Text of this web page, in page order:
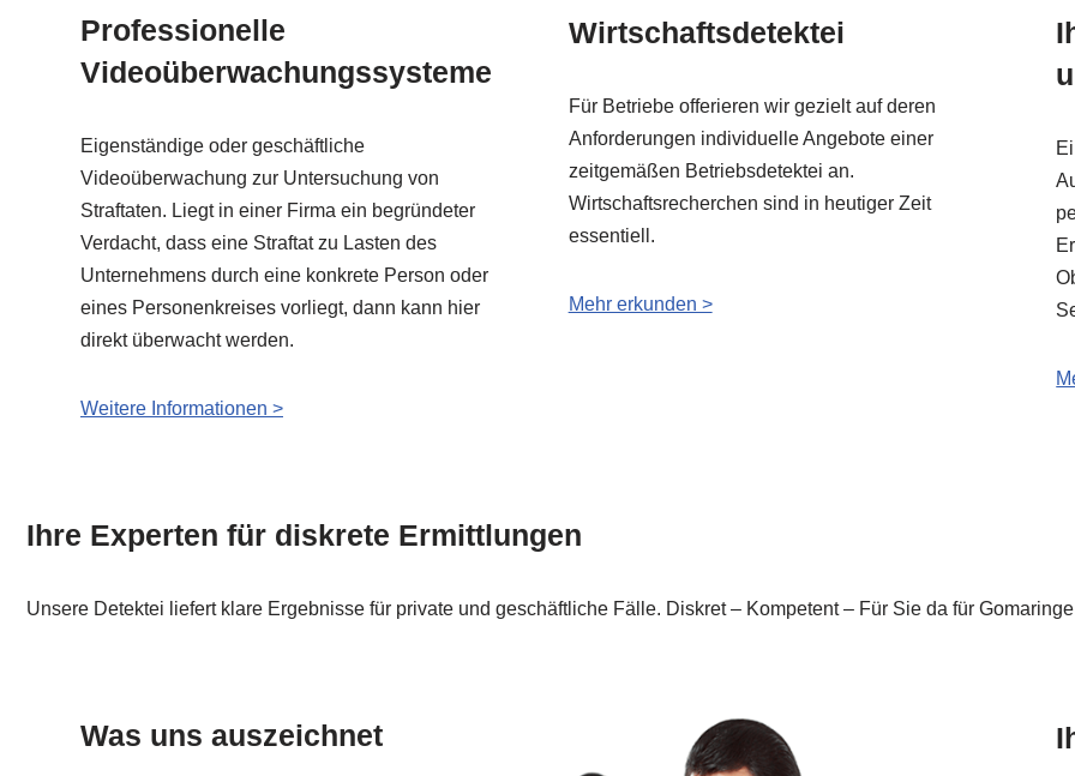
Professionelle
Videoüberwachungssysteme
Eigenständige oder geschäftliche
Videoüberwachung zur Untersuchung von
Straftaten. Liegt in einer Firma ein begründeter
Verdacht, dass eine Straftat zu Lasten des
Unternehmens durch eine konkrete Person oder
eines Personenkreises vorliegt, dann kann hier
direkt überwacht werden.
Weitere Informationen >
Wirtschaftsdetektei
Für Betriebe offerieren wir gezielt auf deren
Anforderungen individuelle Angebote einer
zeitgemäßen Betriebsdetektei an.
Wirtschaftsrecherchen sind in heutiger Zeit
essentiell.
Mehr erkunden >
Ihre Experten für diskrete Ermittlungen
Unsere Detektei liefert klare Ergebnisse für private und geschäftliche Fälle. Diskret – Kompetent – Für Sie da für
Was uns auszeichnet